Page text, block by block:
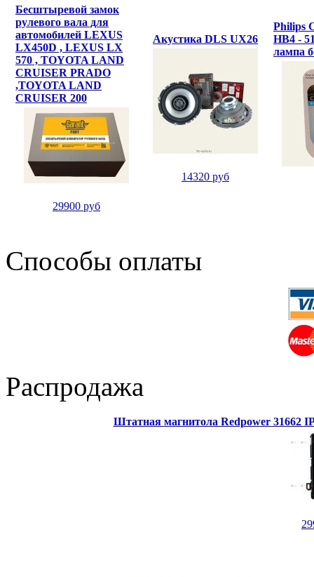
Бесштыревой замок
рулевого вала для
автомобилей LEXUS
LX450D , LEXUS LX
570 , TOYOTA LAND
CRUISER PRADO
,TOYOTA LAND
CRUISER 200
29900 руб
Акустика DLS UX26
14320 руб
Philips
HB4 -
лампа
Способы оплаты
Распродажа
Штатная магнитола Redpower 31662